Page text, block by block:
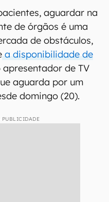
aguardar na
de órgãos é uma
de obstáculos,
a disponibilidade de
apresentador de TV
aguarda por um
domingo (20).
PUBLICIDADE